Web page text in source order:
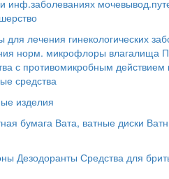
инф.заболеваниях
для лечения гинекологических
норм. микрофлоры влагалища
с противомикробным
средства
изделия
бумага Вата, ватные диски
Дезодоранты Средства для